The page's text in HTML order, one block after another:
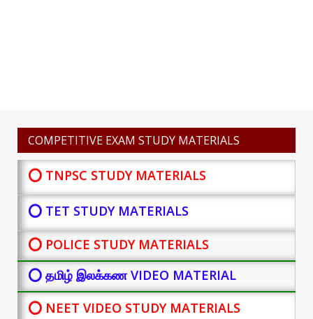
COMPETITIVE EXAM STUDY MATERIALS
⭕ TNPSC STUDY MATERIALS
⭕ TET STUDY MATERIALS
⭕ POLICE STUDY MATERIALS
⭕ தமிழ் இலக்கண VIDEO MATERIAL
⭕ NEET VIDEO STUDY MATERIALS